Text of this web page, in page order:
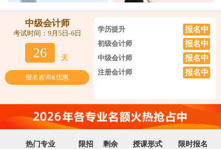
中级会计师
考试时间：9月5日-6日
26 天
报名咨询&优惠
学历提升 报名中
初级会计师 报名中
中级会计师 报名中
注册会计师 报名中
热门专业 限招 剩余 授课形式 限时报名